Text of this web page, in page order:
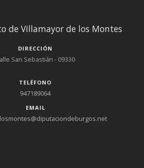
de Villamayor de los Montes
DIRECCIÓN
San Sebastián - 09330
TELÉFONO
947189064
EMAIL